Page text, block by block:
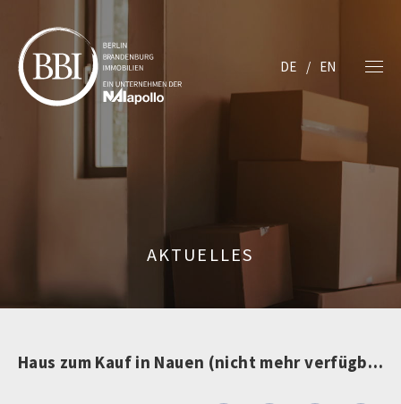
DE EN
AKTUELLES
Haus zum Kauf in Nauen (nicht mehr verfügbar)